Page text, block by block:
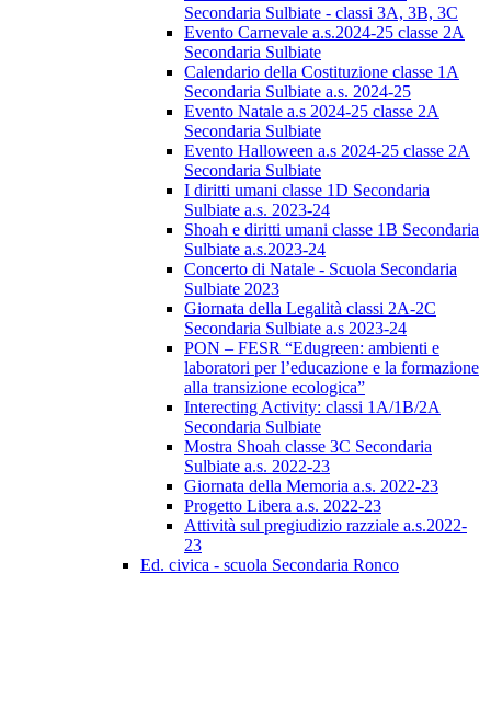
Secondaria Sulbiate - classi 3A, 3B, 3C
Evento Carnevale a.s.2024-25 classe 2A
Secondaria Sulbiate
Calendario della Costituzione classe 1A
Secondaria Sulbiate a.s. 2024-25
Evento Natale a.s 2024-25 classe 2A
Secondaria Sulbiate
Evento Halloween a.s 2024-25 classe 2A
Secondaria Sulbiate
I diritti umani classe 1D Secondaria
Sulbiate a.s. 2023-24
Shoah e diritti umani classe 1B Secondaria
Sulbiate a.s.2023-24
Concerto di Natale - Scuola Secondaria
Sulbiate 2023
Giornata della Legalità classi 2A-2C
Secondaria Sulbiate a.s 2023-24
PON – FESR “Edugreen: ambienti e
laboratori per l’educazione e la formazione
alla transizione ecologica”
Interecting Activity: classi 1A/1B/2A
Secondaria Sulbiate
Mostra Shoah classe 3C Secondaria
Sulbiate a.s. 2022-23
Giornata della Memoria a.s. 2022-23
Progetto Libera a.s. 2022-23
Attività sul pregiudizio razziale a.s.2022-
23
Ed. civica - scuola Secondaria Ronco